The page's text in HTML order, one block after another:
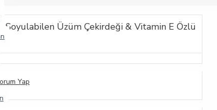
Soyulabilen Üzüm Çekirdeği & Vitamin E Özlü
Yap